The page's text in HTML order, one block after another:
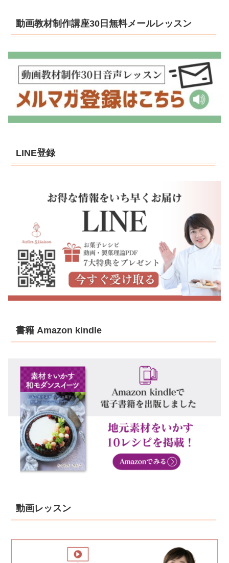
動画教材制作講座30日無料メールレッスン
LINE登録
書籍 Amazon kindle
動画レッスン